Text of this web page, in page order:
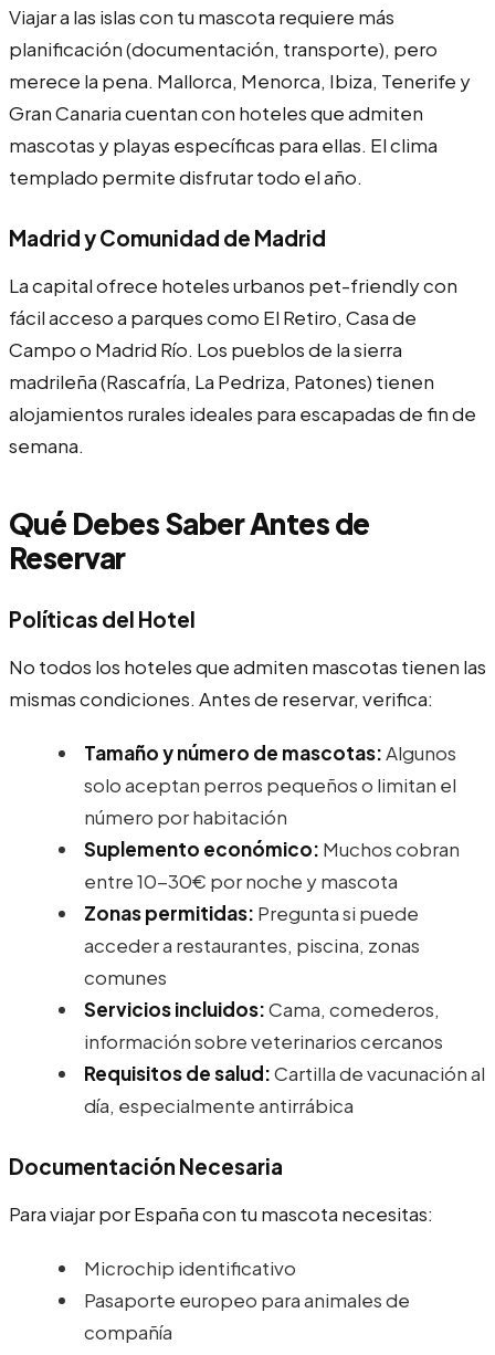
Viajar a las islas con tu mascota requiere más
planificación (documentación, transporte), pero
merece la pena. Mallorca, Menorca, Ibiza, Tenerife y
Gran Canaria cuentan con hoteles que admiten
mascotas y playas específicas para ellas. El clima
templado permite disfrutar todo el año.
Madrid y Comunidad de Madrid
La capital ofrece hoteles urbanos pet-friendly con
fácil acceso a parques como El Retiro, Casa de
Campo o Madrid Río. Los pueblos de la sierra
madrileña (Rascafría, La Pedriza, Patones) tienen
alojamientos rurales ideales para escapadas de fin de
semana.
Qué Debes Saber Antes de
Reservar
Políticas del Hotel
No todos los hoteles que admiten mascotas tienen las
mismas condiciones. Antes de reservar, verifica:
Tamaño y número de mascotas:Algunos
solo aceptan perros pequeños o limitan el
número por habitación
Suplemento económico: Muchos cobran
entre 10-30€ por noche y mascota
Zonas permitidas: Pregunta si puede
acceder a restaurantes, piscina, zonas
comunes
Servicios incluidos:Cama, comederos,
información sobre veterinarios cercanos
Requisitos de salud:Cartilla de vacunación al
día, especialmente antirrábica
Documentación Necesaria
Para viajar por España con tu mascota necesitas:
Microchip identificativo
Pasaporte europeo para animales de
compañía